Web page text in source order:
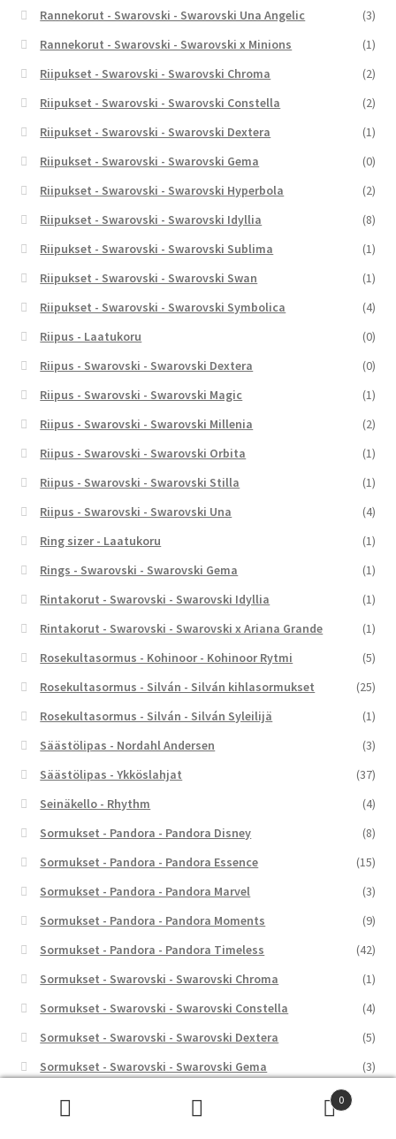
Rannekorut - Swarovski - Swarovski Una Angelic
(3)
Rannekorut - Swarovski - Swarovski x Minions
(1)
Riipukset - Swarovski - Swarovski Chroma
(2)
Riipukset - Swarovski - Swarovski Constella
(2)
Riipukset - Swarovski - Swarovski Dextera
(1)
Riipukset - Swarovski - Swarovski Gema
(0)
Riipukset - Swarovski - Swarovski Hyperbola
(2)
Riipukset - Swarovski - Swarovski Idyllia
(8)
Riipukset - Swarovski - Swarovski Sublima
(1)
Riipukset - Swarovski - Swarovski Swan
(1)
Riipukset - Swarovski - Swarovski Symbolica
(4)
Riipus - Laatukoru
(0)
Riipus - Swarovski - Swarovski Dextera
(0)
Riipus - Swarovski - Swarovski Magic
(1)
Riipus - Swarovski - Swarovski Millenia
(2)
Riipus - Swarovski - Swarovski Orbita
(1)
Riipus - Swarovski - Swarovski Stilla
(1)
Riipus - Swarovski - Swarovski Una
(4)
Ring sizer - Laatukoru
(1)
Rings - Swarovski - Swarovski Gema
(1)
Rintakorut - Swarovski - Swarovski Idyllia
(1)
Rintakorut - Swarovski - Swarovski x Ariana Grande
(1)
Rosekultasormus - Kohinoor - Kohinoor Rytmi
(5)
Rosekultasormus - Silván - Silván kihlasormukset
(25)
Rosekultasormus - Silván - Silván Syleilijä
(1)
Säästölipas - Nordahl Andersen
(3)
Säästölipas - Ykköslahjat
(37)
Seinäkello - Rhythm
(4)
Sormukset - Pandora - Pandora Disney
(8)
Sormukset - Pandora - Pandora Essence
(15)
Sormukset - Pandora - Pandora Marvel
(3)
Sormukset - Pandora - Pandora Moments
(9)
Sormukset - Pandora - Pandora Timeless
(42)
Sormukset - Swarovski - Swarovski Chroma
(1)
Sormukset - Swarovski - Swarovski Constella
(4)
Sormukset - Swarovski - Swarovski Dextera
(5)
Sormukset - Swarovski - Swarovski Gema
(3)
0